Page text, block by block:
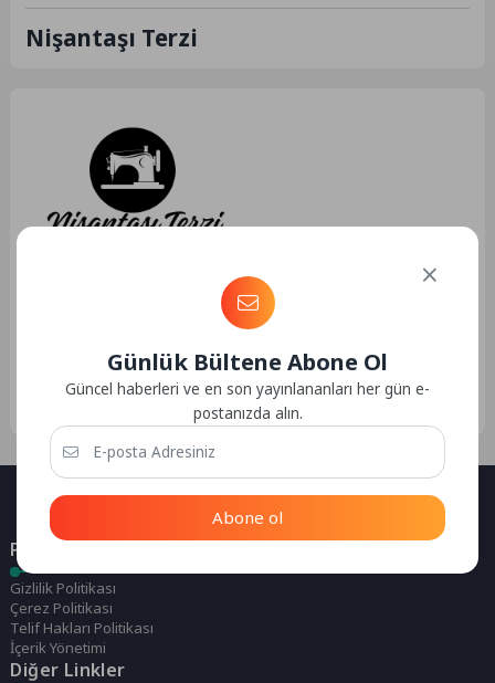
Nişantaşı Terzi
Nişantaşı Terzi & Kuru Temizleme
Nişantaşı Terzi & Kuru
Temizleme, Nişantaşı Terzi: İnce
İşçilik ve...
Politikalarımız
Gizlilik Politikası
Çerez Politikası
Telif Hakları Politikası
İçerik Yönetimi
Diğer Linkler
Günlük Bültene Abone Ol
Güncel haberleri ve en son yayınlananları her gün e-
postanızda alın.
Abone ol